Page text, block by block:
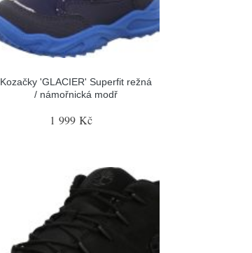
Kozačky 'GLACIER' Superfit režná
/ námořnická modř
1 999 Kč